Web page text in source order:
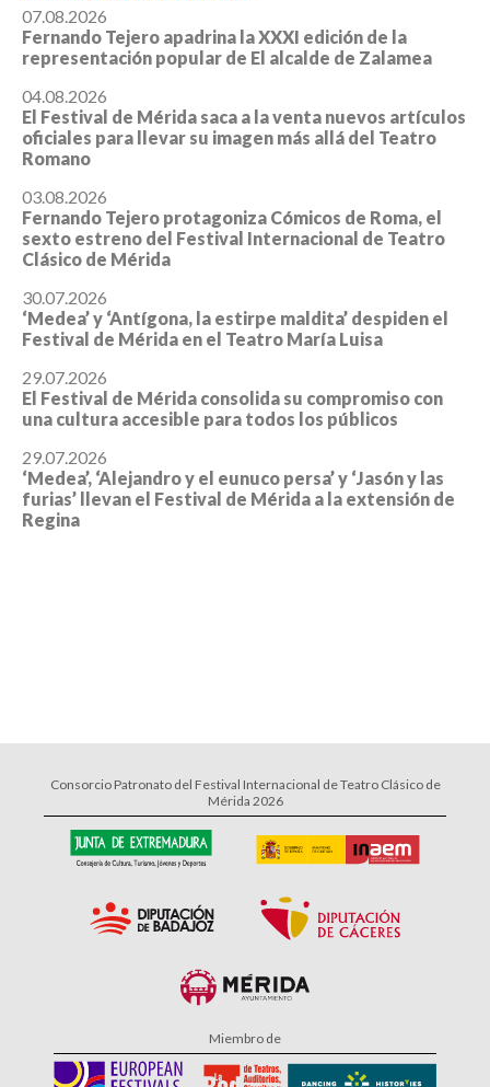
07.08.2026
Fernando Tejero apadrina la XXXI edición de la
representación popular de El alcalde de Zalamea
04.08.2026
El Festival de Mérida saca a la venta nuevos artículos
oficiales para llevar su imagen más allá del Teatro
Romano
03.08.2026
Fernando Tejero protagoniza Cómicos de Roma, el
sexto estreno del Festival Internacional de Teatro
Clásico de Mérida
30.07.2026
‘Medea’ y ‘Antígona, la estirpe maldita’ despiden el
Festival de Mérida en el Teatro María Luisa
29.07.2026
El Festival de Mérida consolida su compromiso con
una cultura accesible para todos los públicos
29.07.2026
‘Medea’, ‘Alejandro y el eunuco persa’ y ‘Jasón y las
furias’ llevan el Festival de Mérida a la extensión de
Regina
Consorcio Patronato del Festival Internacional de Teatro Clásico de
Mérida 2026
Miembro de